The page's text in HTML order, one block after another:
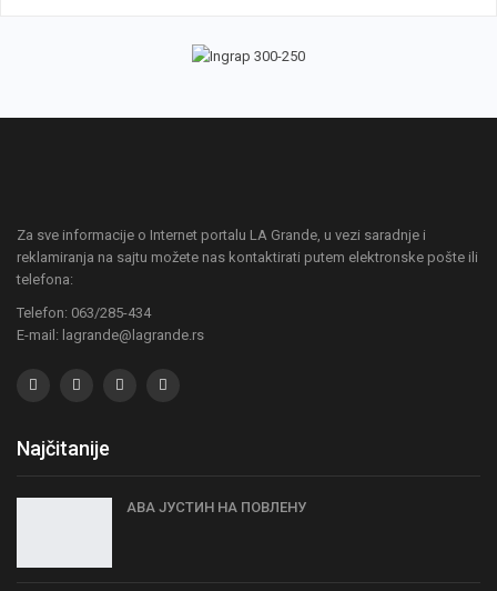
Za sve informacije o Internet portalu LA Grande, u vezi saradnje i
reklamiranja na sajtu možete nas kontaktirati putem elektronske pošte ili
telefona:
Telefon: 063/285-434
E-mail: lagrande@lagrande.rs
Najčitanije
АВА ЈУСТИН НА ПОВЛЕНУ